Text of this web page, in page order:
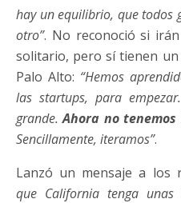
hay un equilibrio, que todos
otro”. No reconoció si
solitario, pero sí tienen
Palo Alto: “Hemos
las startups, para
grande.Ahora no
Sencillamente, iteramos”.
Lanzó un mensaje a los
que California tenga unas